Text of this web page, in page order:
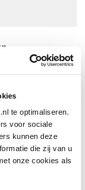
te optimaliseren.
voor sociale
kunnen deze
die zij van u
onze cookies als